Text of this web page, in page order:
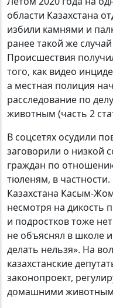
области Казахстана
избили камнями и
ранее такой же
Происшествия
того, как видео
а местная полиция
расследование по
животным (часть 2
В соцсетях осудили
заговорили о низкой
граждан по
тюленям, в
Казахстана Касым-
несмотря на дикость
и подростков тоже
не объяснял в школе
делать нельзя». На
казахстанские
законопроект,
домашними